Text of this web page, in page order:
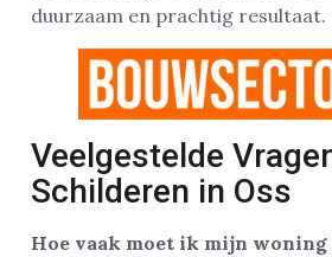
duurzaam en prachtig resultaat.
Veelgestelde
Schilderen in Oss
Hoe vaak moet ik mijn